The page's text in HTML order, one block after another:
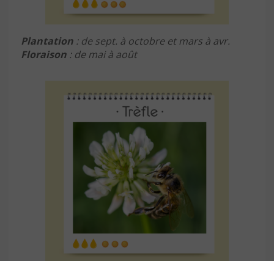
Plantation : de sept. à octobre et mars à avr.
Floraison : de mai à août